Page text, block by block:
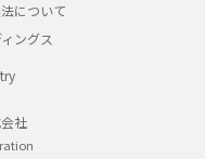
について
ングス
社